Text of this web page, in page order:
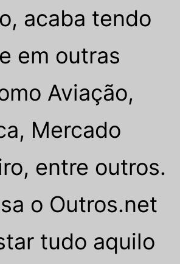
acaba tendo
em outras
Aviação,
Mercado
entre outros.
o Outros.net
tudo aquilo